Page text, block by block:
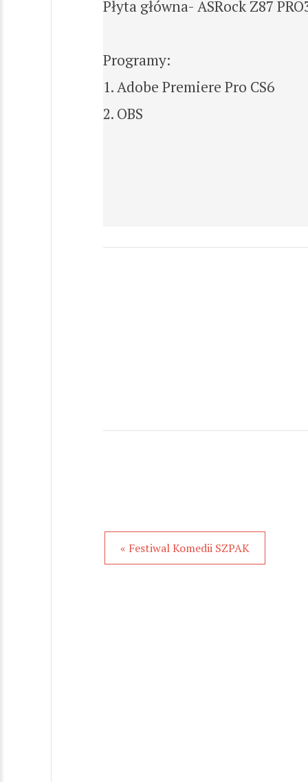
Płyta główna- ASRock Z87
Programy:
1. Adobe Premiere Pro CS6
2. OBS
« Festiwal Komedii SZPAK